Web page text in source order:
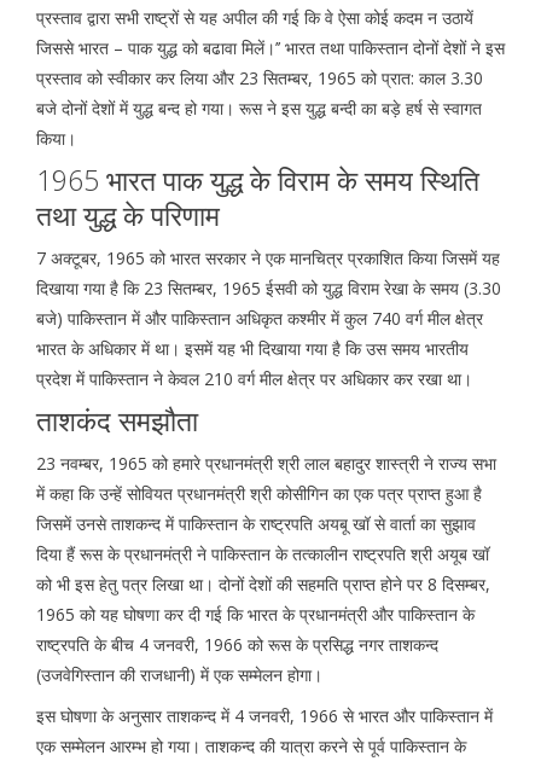
प्रस्ताव द्वारा सभी राष्ट्रों से यह अपील की गई कि वे ऐसा कोई कदम न उठायें
जिससे भारत – पाक युद्ध को बढावा मिलें।’’ भारत तथा पाकिस्तान दोनों देशों ने इस
प्रस्ताव को स्वीकार कर लिया और 23 सितम्बर, 1965 को प्रात: काल 3.30
बजे दोनों देशों में युद्ध बन्द हो गया। रूस ने इस युद्ध बन्दी का बड़े हर्ष से स्वागत
किया।
1965 भारत पाक युद्ध के विराम के समय स्थिति
तथा युद्ध के परिणाम
7 अक्टूबर, 1965 को भारत सरकार ने एक मानचित्र प्रकाशित किया जिसमें यह
दिखाया गया है कि 23 सितम्बर, 1965 ईसवी को युद्ध विराम रेखा के समय (3.30
बजे) पाकिस्तान में और पाकिस्तान अधिकृत कश्मीर में कुल 740 वर्ग मील क्षेत्र
भारत के अधिकार में था। इसमें यह भी दिखाया गया है कि उस समय भारतीय
प्रदेश में पाकिस्तान ने केवल 210 वर्ग मील क्षेत्र पर अधिकार कर रखा था।
ताशकंद समझौता
23 नवम्बर, 1965 को हमारे प्रधानमंत्री श्री लाल बहादुर शास्त्री ने राज्य सभा
में कहा कि उन्हें सोवियत प्रधानमंत्री श्री कोसीगिन का एक पत्र प्राप्त हुआ है
जिसमें उनसे ताशकन्द में पाकिस्तान के राष्ट्रपति अयबू खॉ से वार्ता का सुझाव
दिया हैं रूस के प्रधानमंत्री ने पाकिस्तान के तत्कालीन राष्ट्रपति श्री अयूब खॉ
को भी इस हेतु पत्र लिखा था। दोनों देशों की सहमति प्राप्त होने पर 8 दिसम्बर,
1965 को यह घोषणा कर दी गई कि भारत के प्रधानमंत्री और पाकिस्तान के
राष्ट्रपति के बीच 4 जनवरी, 1966 को रूस के प्रसिद्ध नगर ताशकन्द
(उजवेगिस्तान की राजधानी) में एक सम्मेलन होगा।
इस घोषणा के अनुसार ताशकन्द में 4 जनवरी, 1966 से भारत और पाकिस्तान में
एक सम्मेलन आरम्भ हो गया। ताशकन्द की यात्रा करने से पूर्व पाकिस्तान के